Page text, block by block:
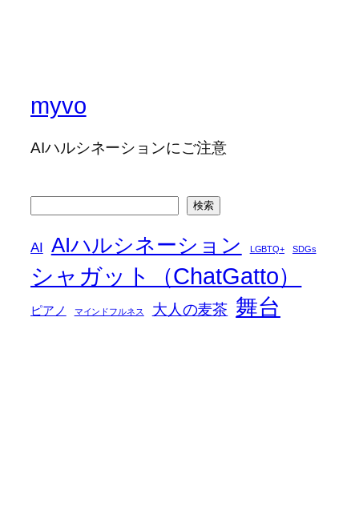
myvo
AIハルシネーションにご注意
検索
AI AIハルシネーション LGBTQ+ SDGs
シャガット（ChatGatto）
ピアノ マインドフルネス 大人の麦茶 舞台